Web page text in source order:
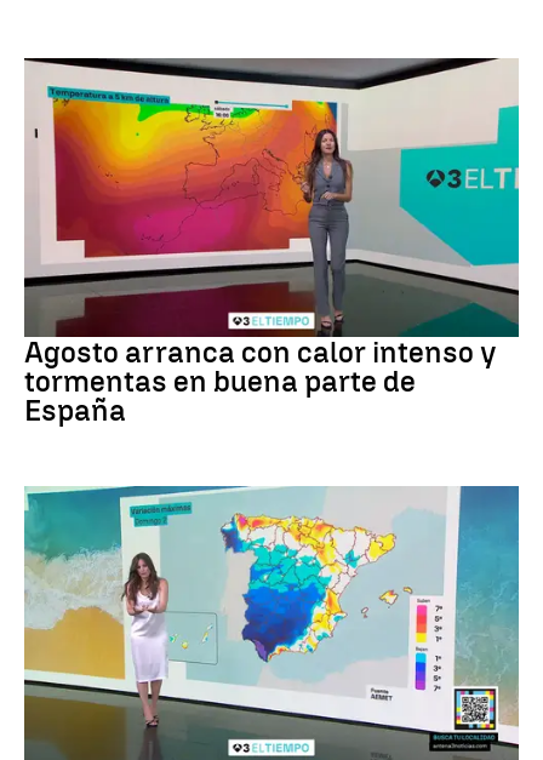
Tiempo
Agosto arranca con calor intenso y
tormentas en buena parte de
España
La previsión